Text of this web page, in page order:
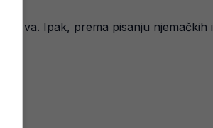
Ipak, prema pisanju njemačkih i